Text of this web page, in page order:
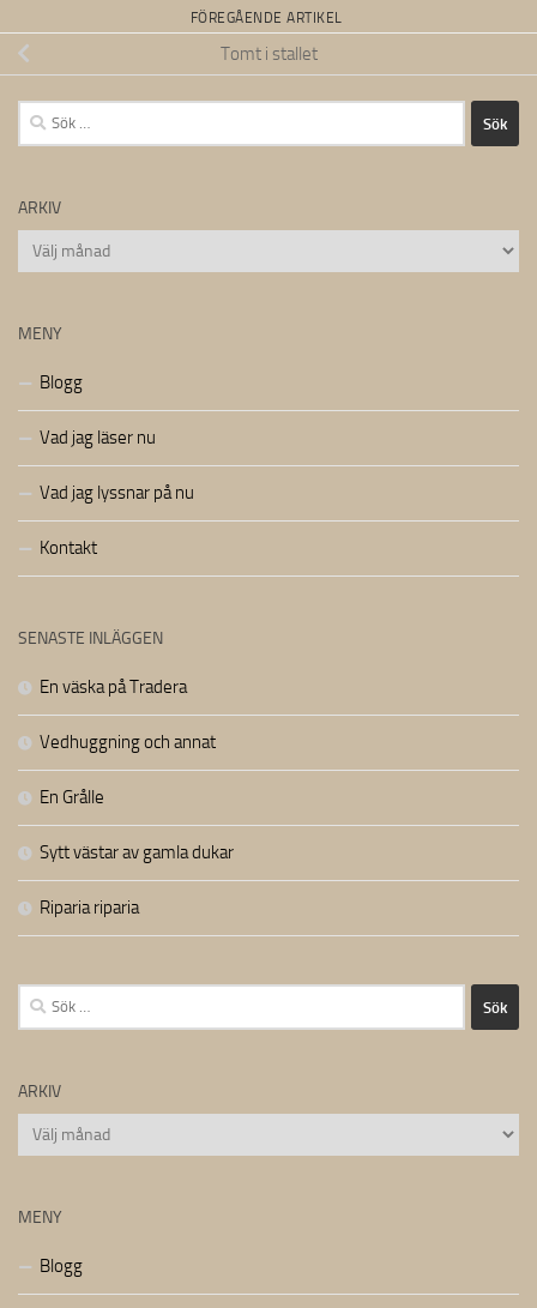
FÖREGÅENDE ARTIKEL
Tomt i stallet
Sök
efter:
ARKIV
Arkiv
MENY
Blogg
Vad jag läser nu
Vad jag lyssnar på nu
Kontakt
SENASTE INLÄGGEN
En väska på Tradera
Vedhuggning och annat
En Grålle
Sytt västar av gamla dukar
Riparia riparia
Sök
efter:
ARKIV
Arkiv
MENY
Blogg